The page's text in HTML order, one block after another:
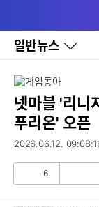
와
홈
일반뉴스
바
로
레
이
어
토
넷마블 '리니
푸리온' 오픈
2026.06.12.
6